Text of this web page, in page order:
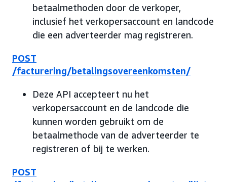
betaalmethoden door de verkoper,
inclusief het verkopersaccount en landcode
die een adverteerder mag registreren.
POST
/facturering/betalingsovereenkomsten/
Deze API accepteert nu het
verkopersaccount en de landcode die
kunnen worden gebruikt om de
betaalmethode van de adverteerder te
registreren of bij te werken.
POST